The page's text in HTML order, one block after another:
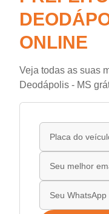
ONLINE
Veja todas as suas
Deodápolis - MS